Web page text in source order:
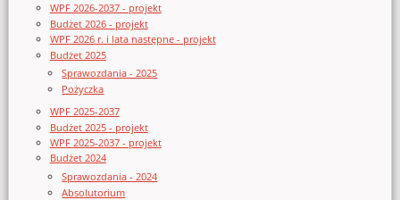
WPF 2026-2037 - projekt
Budżet 2026 - projekt
WPF 2026 r. i lata następne - projekt
Budżet 2025
Sprawozdania - 2025
Pożyczka
WPF 2025-2037
Budżet 2025 - projekt
WPF 2025-2037 - projekt
Budżet 2024
Sprawozdania - 2024
Absolutorium